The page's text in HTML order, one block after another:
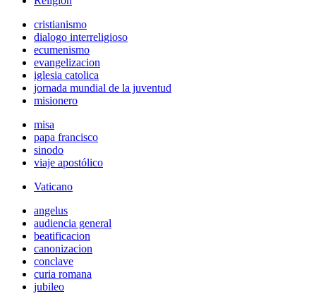
cristianismo
dialogo interreligioso
ecumenismo
evangelizacion
iglesia catolica
jornada mundial de la juventud
misionero
misa
papa francisco
sinodo
viaje apostólico
Vaticano
angelus
audiencia general
beatificacion
canonizacion
conclave
curia romana
jubileo